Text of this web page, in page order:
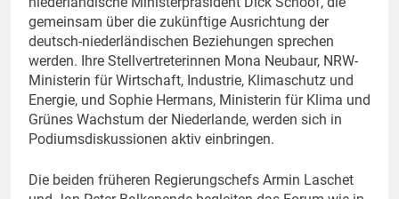
gemeinsam über die zukünftige Ausrichtung der
deutsch-niederländischen Beziehungen sprechen
werden. Ihre Stellvertreterinnen Mona Neubaur, NRW-
Ministerin für Wirtschaft, Industrie, Klimaschutz und
Energie, und Sophie Hermans, Ministerin für Klima und
Grünes Wachstum der Niederlande, werden sich in
Podiumsdiskussionen aktiv einbringen.
Die beiden früheren Regierungschefs Armin Laschet